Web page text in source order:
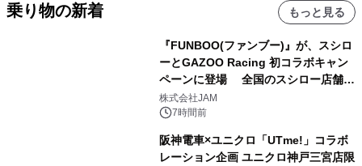
乗り物の新着 もっと見る
『FUNBOO(ファンブー)』が、スシロ
ーとGAZOO Racing 初コラボキャン
ペーンに登場 全国のスシロー店舗で
GR 4車種の FUNBOO(ミニカー)付き
メニューが展開されます
株式会社JAM
7時間前
阪神電車×ユニクロ「UTme!」コラボ
レーション企画 ユニクロ神戸三宮店限